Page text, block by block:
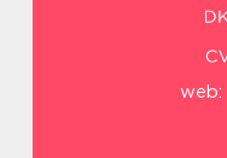
web: